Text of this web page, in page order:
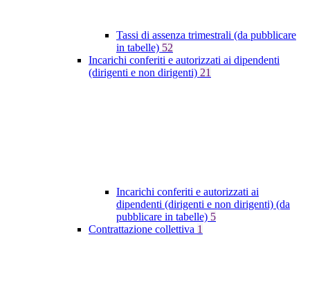
Tassi di assenza trimestrali (da pubblicare
in tabelle) 52
Incarichi conferiti e autorizzati ai dipendenti
(dirigenti e non dirigenti) 21
Incarichi conferiti e autorizzati ai
dipendenti (dirigenti e non dirigenti) (da
pubblicare in tabelle) 5
Contrattazione collettiva 1